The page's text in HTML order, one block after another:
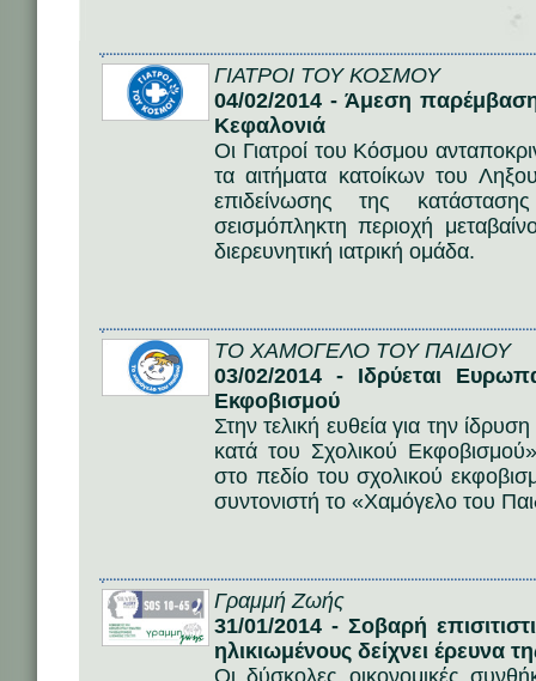
ΓΙΑΤΡΟΙ ΤΟΥ ΚΟΣΜΟΥ
04/02/2014 - Άμεση
Κεφαλονιά
Οι Γιατροί του Κόσμου
τα αιτήματα κατοίκων του
επιδείνωσης της
σεισμόπληκτη περιοχή
διερευνητική ιατρική ομάδα.
ΤΟ ΧΑΜΟΓΕΛΟ ΤΟΥ ΠΑΙΔΙΟΥ
03/02/2014 - Ιδρύεται
Εκφοβισμού
Στην τελική ευθεία για την
κατά του Σχολικού
στο πεδίο του σχολικού
συντονιστή το «Χαμόγελο του
Γραμμή Ζωής
31/01/2014 - Σοβαρή
ηλικιωμένους δείχνει
Οι δύσκολες οικονομικές